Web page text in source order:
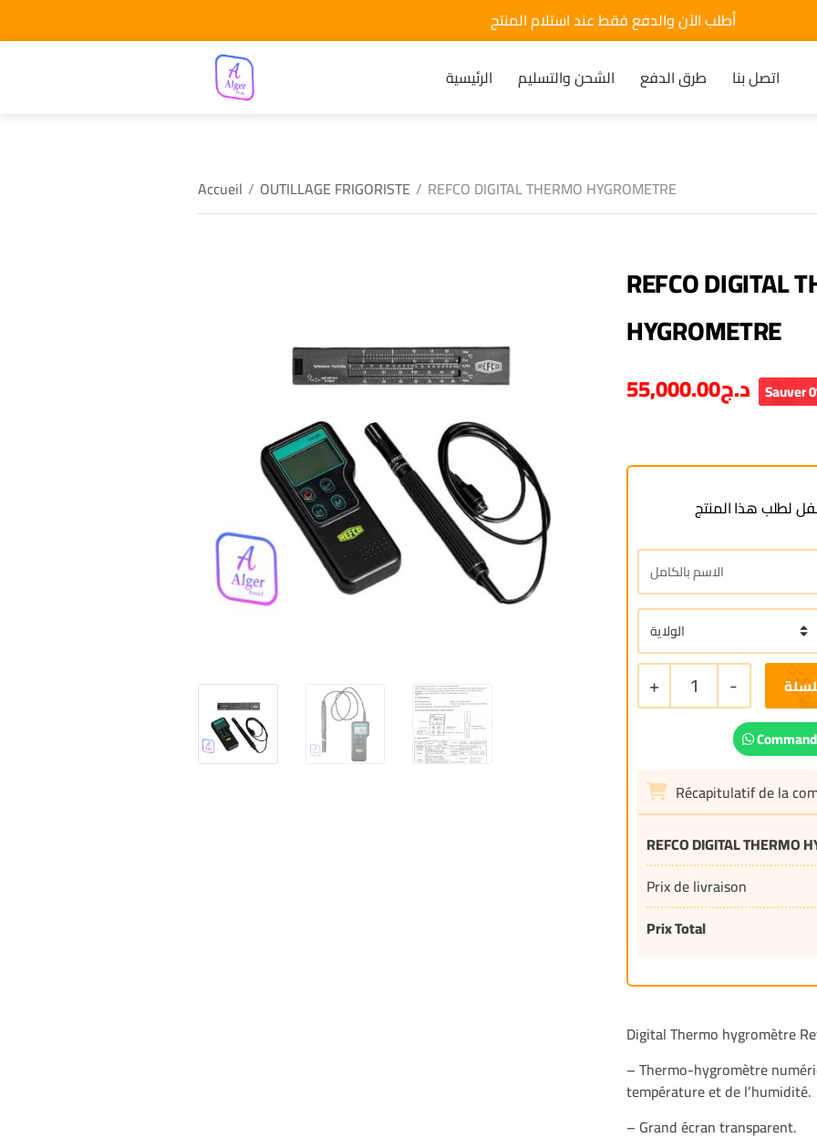
أطلب الآن والدفع فقط عند استلام المنتج
الرئيسية الشحن والتسليم طرق الدفع اتصل بنا
Accueil / OUTILLAGE FRIGORISTE / REFCO DIGITAL THERMO HYGROMETRE
REFCO DIGITAL
HYGROMETRE
د.ج55,000.00 Sauver
لطلب هذا المنتج
+ 1 -
Récapitulatif de la
REFCO DIGITAL THERMO
Prix de livraison
Prix Total
Digital Thermo hygromètre
– Thermo-hygromètre
température et de l’humidité.
– Grand écran transparent.